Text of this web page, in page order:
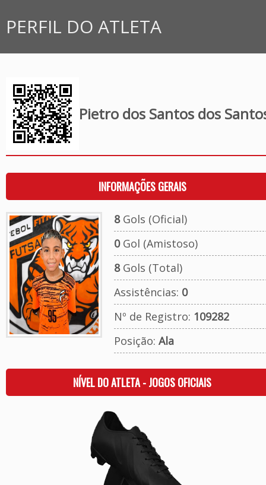
PERFIL DO ATLETA
Pietro dos Santos dos
INFORMAÇÕES GERAIS
8Gols (Oficial)
0Gol (Amistoso)
8Gols (Total)
Assistências: 0
Nº de Registro: 109282
Posição: Ala
NÍVEL DO ATLETA - JOGOS OFICIAIS